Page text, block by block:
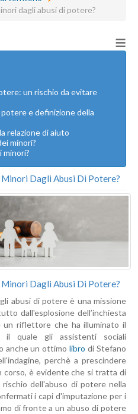
dagli abusi di potere?
≡
un rischio da evitare
e definizione della
relazione di aiuto
minori?
minori?
Dagli Abusi Di Potere?
Dagli Abusi Di Potere?
abusi di potere è una missione
dall'esplosione dell’inchiesta
un riflettore che ha illuminato il
il quale gli assistenti sociali
anche un ottimolibro di Stefano
perchè a prescindere
corso, è evidente che si tratta di
dell'abuso di potere nella
i capi d'imputazione per i
di fronte a un abuso di potere